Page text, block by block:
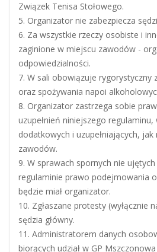
Związek Tenisa Stołowego.
5. Organizator nie zabezpiecza
6. Za wszystkie rzeczy osobiste i
zaginione w miejscu zawodów -
odpowiedzialności.
7. W sali obowiązuje rygorystyczny
oraz spożywania napoi
8. Organizator zastrzega sobie
uzupełnień niniejszego
dodatkowych i uzupełniających, jak
zawodów.
9. W sprawach spornych nie
regulaminie prawo podejmowania
będzie miał organizator.
10. Zgłaszane protesty (wyłącznie
sędzia główny.
11. Administratorem danych
biorących udział w GP